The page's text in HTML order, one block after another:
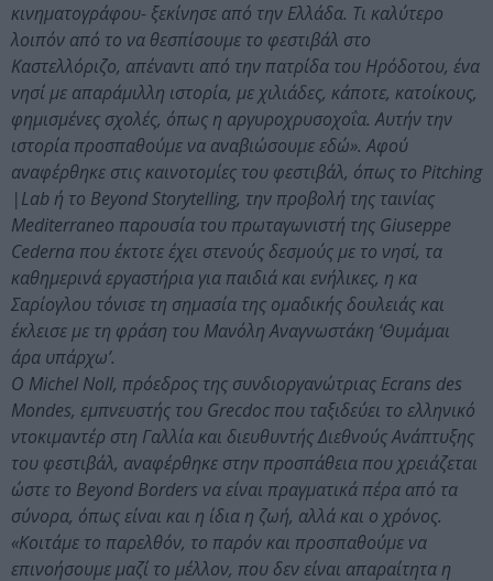
κινηματογράφου- ξεκίνησε από την Ελλάδα. Τι καλύτερο
λοιπόν από το να θεσπίσουμε το φεστιβάλ στο
Καστελλόριζο, απέναντι από την πατρίδα του Ηρόδοτου, ένα
νησί με απαράμιλλη ιστορία, με χιλιάδες, κάποτε, κατοίκους,
φημισμένες σχολές, όπως η αργυροχρυσοχοΐα. Αυτήν την
ιστορία προσπαθούμε να αναβιώσουμε εδώ». Αφού
αναφέρθηκε στις καινοτομίες του φεστιβάλ, όπως το Pitching
|Lab ή το Beyond Storytelling, την προβολή της ταινίας
Mediterraneo παρουσία του πρωταγωνιστή της Giuseppe
Cederna που έκτοτε έχει στενούς δεσμούς με το νησί, τα
καθημερινά εργαστήρια για παιδιά και ενήλικες, η κα
Σαρίογλου τόνισε τη σημασία της ομαδικής δουλειάς και
έκλεισε με τη φράση του Μανόλη Αναγνωστάκη ‘Θυμάμαι
άρα υπάρχω’.
Ο Michel Noll, πρόεδρος της συνδιοργανώτριας Ecrans des
Mondes, εμπνευστής του Grecdoc που ταξιδεύει το ελληνικό
ντοκιμαντέρ στη Γαλλία και διευθυντής Διεθνούς Ανάπτυξης
του φεστιβάλ, αναφέρθηκε στην προσπάθεια που χρειάζεται
ώστε το Beyond Borders να είναι πραγματικά πέρα από τα
σύνορα, όπως είναι και η ίδια η ζωή, αλλά και ο χρόνος.
«Κοιτάμε το παρελθόν, το παρόν και προσπαθούμε να
επινοήσουμε μαζί το μέλλον, που δεν είναι απαραίτητα η